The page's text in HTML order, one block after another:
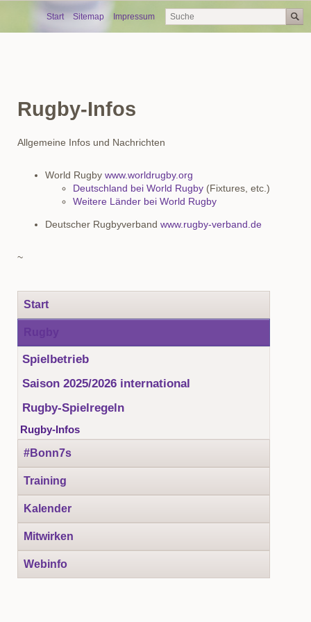
Skip
navigation
Start Sitemap Impressum
Rugby-Infos
Allgemeine Infos und Nachrichten
World Rugby www.worldrugby.org
Deutschland bei World Rugby (Fixtures, etc.)
Weitere Länder bei World Rugby
Deutscher Rugbyverband www.rugby-verband.de
~
überspringen
Start
Spielbetrieb
Saison 2025/2026 international
Rugby-Spielregeln
Rugby-Infos
#Bonn7s
Training
Kalender
Mitwirken
Webinfo